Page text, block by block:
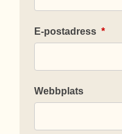
E-postadress *
Webbplats